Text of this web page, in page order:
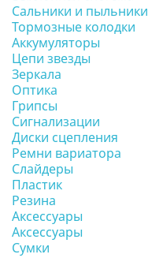
Сальники и пыльники
Тормозные колодки
Аккумуляторы
Цепи звезды
Зеркала
Оптика
Грипсы
Сигнализации
Диски сцепления
Ремни вариатора
Слайдеры
Пластик
Резина
Аксессуары
Аксессуары
Сумки